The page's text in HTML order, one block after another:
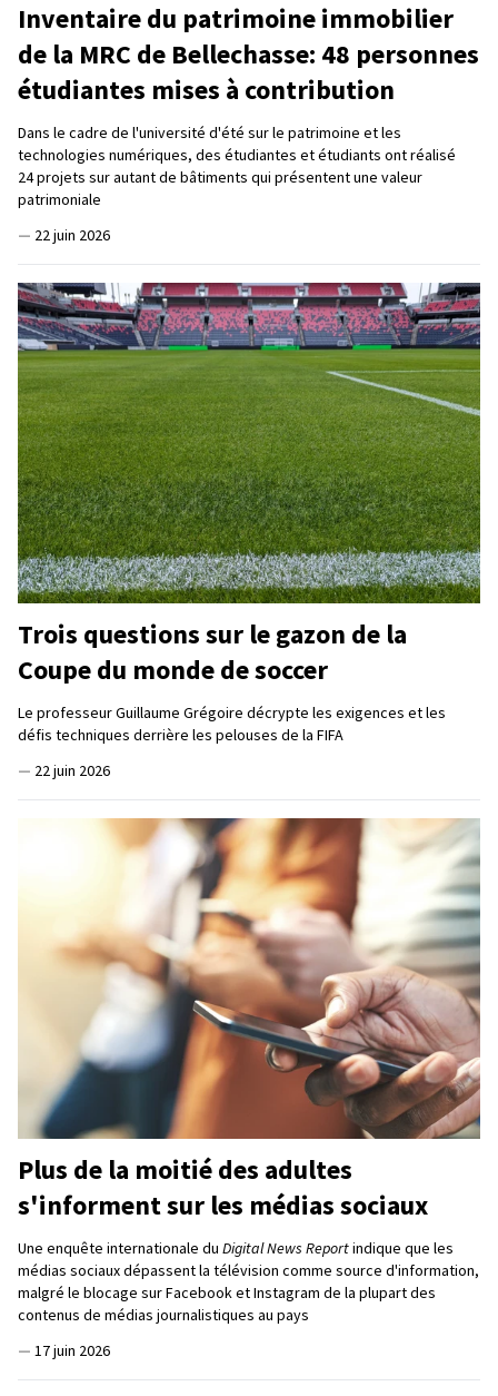
Inventaire du patrimoine immobilier
de la MRC de Bellechasse: 48 personnes
étudiantes mises à contribution
Dans le cadre de l'université d'été sur le patrimoine et les
technologies numériques, des étudiantes et étudiants ont réalisé
24 projets sur autant de bâtiments qui présentent une valeur
patrimoniale
— 22 juin 2026
Trois questions sur le gazon de la
Coupe du monde de soccer
Le professeur Guillaume Grégoire décrypte les exigences et les
défis techniques derrière les pelouses de la FIFA
— 22 juin 2026
Plus de la moitié des adultes
s'informent sur les médias sociaux
Une enquête internationale du Digital News Reportindique que les
médias sociaux dépassent la télévision comme source d'information,
malgré le blocage sur Facebook et Instagram de la plupart des
contenus de médias journalistiques au pays
— 17 juin 2026